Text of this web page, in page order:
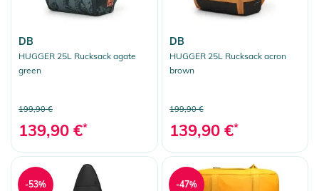
DB
HUGGER 25L Rucksack agate
green
199,90 €
139,90 €*
DB
HUGGER 25L Rucksack acron
brown
199,90 €
139,90 €*
-53% -47%